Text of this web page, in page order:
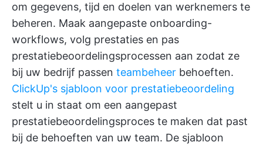
om gegevens, tijd en doelen van werknemers te
beheren. Maak aangepaste onboarding-
workflows, volg prestaties en pas
prestatiebeoordelingsprocessen aan zodat ze
bij uw bedrijf passen teambeheer behoeften.
ClickUp's sjabloon voor prestatiebeoordeling
stelt u in staat om een aangepast
prestatiebeoordelingsproces te maken dat past
bij de behoeften van uw team. De sjabloon